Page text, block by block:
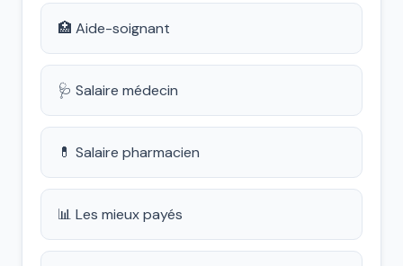
🏥 Aide-soignant
🩺 Salaire médecin
💊 Salaire pharmacien
📊 Les mieux payés